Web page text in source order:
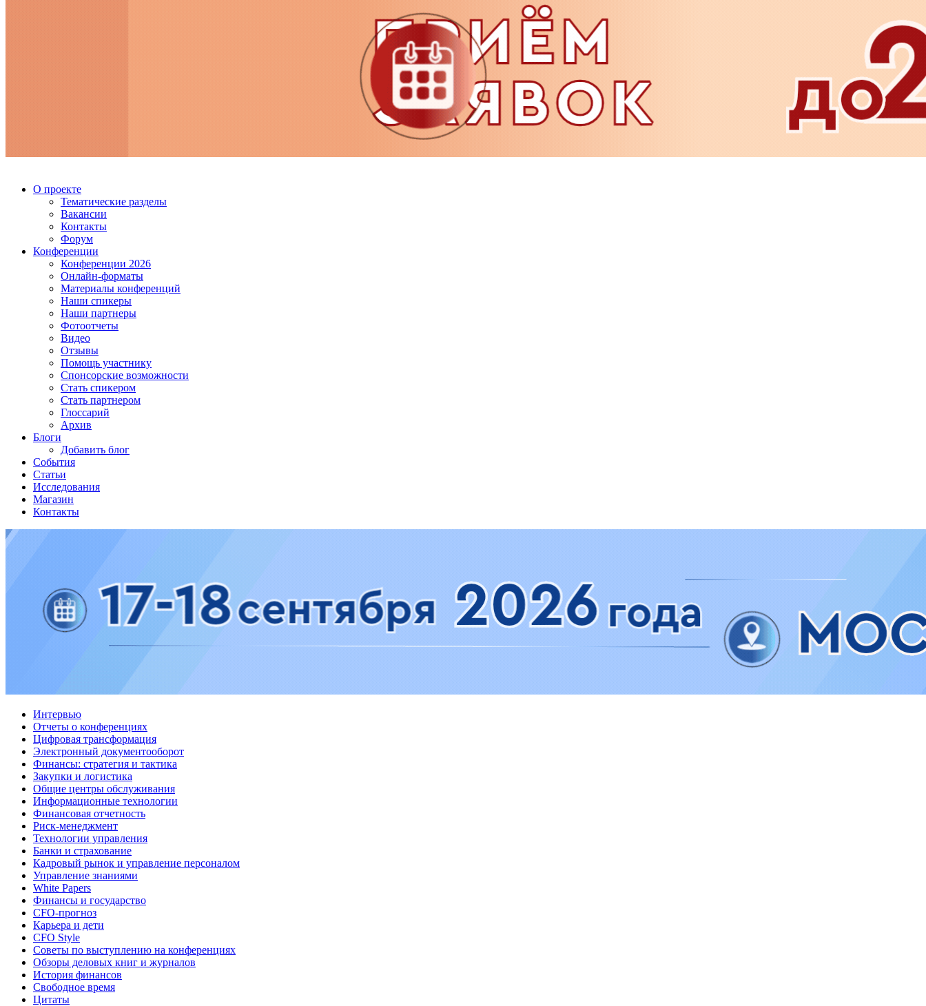
О проекте
Тематические разделы
Вакансии
Контакты
Форум
Конференции
Конференции 2026
Онлайн-форматы
Материалы конференций
Наши спикеры
Наши партнеры
Фотоотчеты
Видео
Отзывы
Помощь участнику
Спонсорские возможности
Стать спикером
Стать партнером
Глоссарий
Архив
Блоги
Добавить блог
События
Статьи
Исследования
Магазин
Контакты
Интервью
Отчеты о конференциях
Цифровая трансформация
Электронный документооборот
Финансы: стратегия и тактика
Закупки и логистика
Общие центры обслуживания
Информационные технологии
Финансовая отчетность
Риск-менеджмент
Технологии управления
Банки и страхование
Кадровый рынок и управление персоналом
Управление знаниями
White Papers
Финансы и государство
CFO-прогноз
Карьера и дети
CFO Style
Советы по выступлению на конференциях
Обзоры деловых книг и журналов
История финансов
Свободное время
Цитаты